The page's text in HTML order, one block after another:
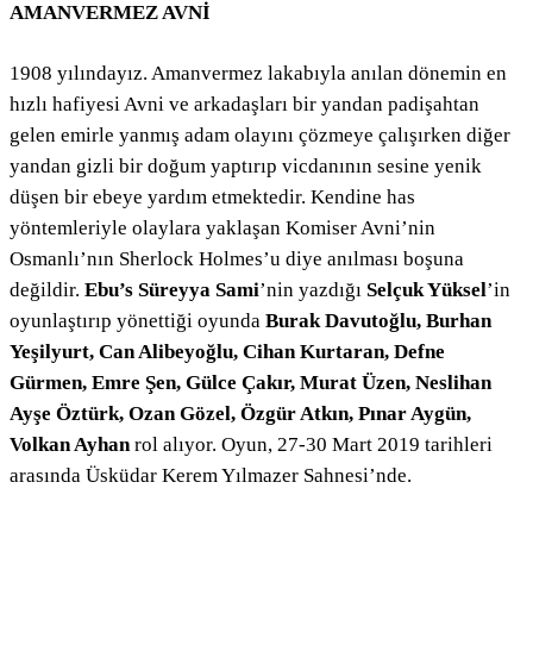
AMANVERMEZ AVNİ
1908 yılındayız. Amanvermez lakabıyla anılan dönemin en
hızlı hafiyesi Avni ve arkadaşları bir yandan padişahtan
gelen emirle yanmış adam olayını çözmeye çalışırken diğer
yandan gizli bir doğum yaptırıp vicdanının sesine yenik
düşen bir ebeye yardım etmektedir. Kendine has
yöntemleriyle olaylara yaklaşan Komiser Avni’nin
Osmanlı’nın Sherlock Holmes’u diye anılması boşuna
değildir. Ebu’s Süreyya Sami’nin yazdığı Selçuk Yüksel’in
oyunlaştırıp yönettiği oyunda Burak Davutoğlu, Burhan
Yeşilyurt, Can Alibeyoğlu, Cihan Kurtaran, Defne
Gürmen, Emre Şen, Gülce Çakır, Murat Üzen, Neslihan
Ayşe Öztürk, Ozan Gözel, Özgür Atkın, Pınar Aygün,
Volkan Ayhanrol alıyor. Oyun, 27-30 Mart 2019 tarihleri
arasında Üsküdar Kerem Yılmazer Sahnesi’nde.